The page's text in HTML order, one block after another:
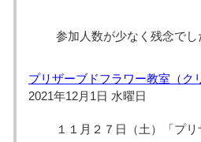
参加人数が少なく残念で
プリザーブドフラワー教室（ク
2021年12月1日 水曜日
１１月２７日（土）「プ